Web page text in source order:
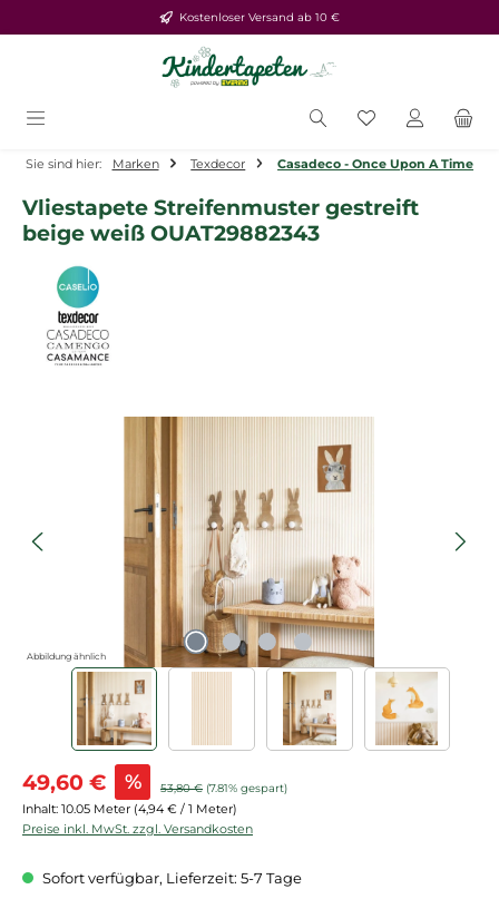
Zum Hauptinhalt springenKostenloser Versand ab 10 €
Du hast 0
Sie sind hier: Marken Texdecor Casadeco - Once Upon A Time
Vliestapete Streifenmuster gestreift
beige weiß OUAT29882343
Bildergalerie überspringen
Abbildung ähnlich
Verkaufspreis:
49,60 € % Regulärer Preis:
53,80 € (7.81% gespart)
Inhalt: 10.05 Meter (4,94 € / 1 Meter)
Preise inkl. MwSt. zzgl. Versandkosten
Sofort verfügbar, Lieferzeit: 5-7 Tage